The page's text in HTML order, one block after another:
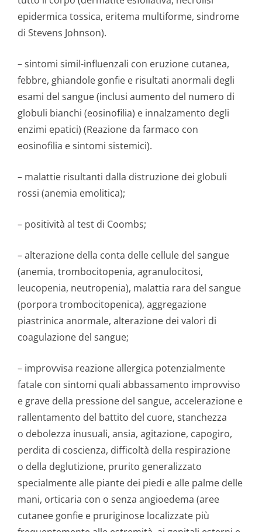
epidermica tossica, eritema multiforme, sindrome
di Stevens Johnson).
– sintomi simil-influenzali con eruzione cutanea,
febbre, ghiandole gonfie e risultati anormali degli
esami del sangue (inclusi aumento del numero di
globuli bianchi (eosinofilia) e innalzamento degli
enzimi epatici) (Reazione da farmaco con
eosinofilia e sintomi sistemici).
– malattie risultanti dalla distruzione dei globuli
rossi (anemia emolitica);
– positività al test di Coombs;
– alterazione della conta delle cellule del sangue
(anemia, trombocitopenia, agranulocitosi,
leucopenia, neutropenia), malattia rara del sangue
(porpora trombocitopenica), aggregazione
piastrinica anormale, alterazione dei valori di
coagulazione del sangue;
– improvvisa reazione allergica potenzialmente
fatale con sintomi quali abbassamento improvviso
e grave della pressione del sangue, accelerazione e
rallentamento del battito del cuore, stanchezza
o debolezza inusuali, ansia, agitazione, capogiro,
perdita di coscienza, difficoltà della respirazione
o della deglutizione, prurito generalizzato
specialmente alle piante dei piedi e alle palme delle
mani, orticaria con o senza angioedema (aree
cutanee gonfie e pruriginose localizzate più